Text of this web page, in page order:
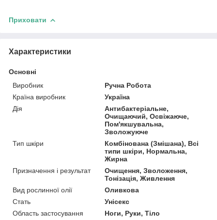
Приховати
Характеристики
Основні
Виробник
Ручна Робота
Країна виробник
Україна
Дія
Антибактеріальне,
Очищаючий, Освіжаюче,
Пом'якшувальна,
Зволожуюче
Тип шкіри
Комбінована (Змішана), Всі
типи шкіри, Нормальна,
Жирна
Призначення і результат
Очищення, Зволоження,
Тонізація, Живлення
Вид рослинної олії
Оливкова
Стать
Унісекс
Область застосування
Ноги, Руки, Тіло